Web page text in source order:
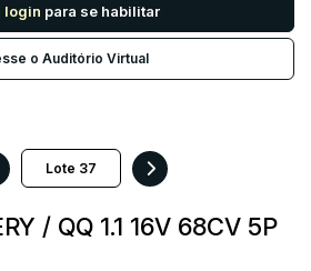
login para se habilitar
o Auditório Virtual
/ QQ 1.1 16V 68CV 5P